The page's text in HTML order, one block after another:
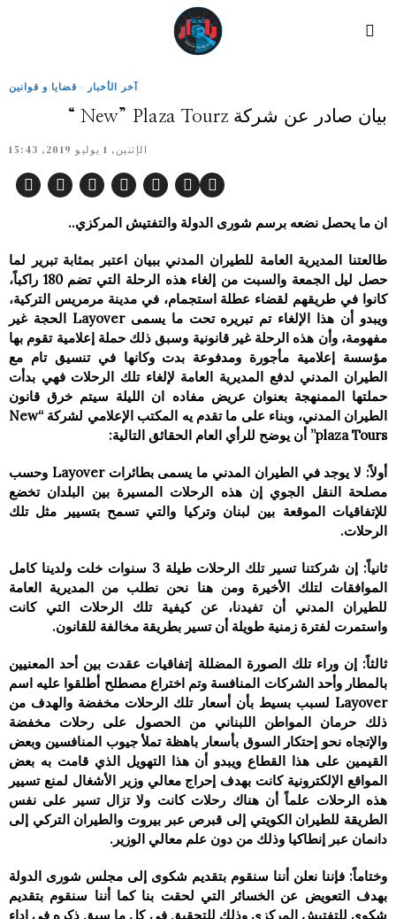
آخر الأخبار · قضايا و قوانين
بيان صادر عن شركة New” Plaza Tourz “
الإثنين, 1 يوليو 2019, 15:43
ان ما يحصل نضعه برسم شورى الدولة والتفتيش المركزي..
طالعتنا المديرية العامة للطيران المدني ببيان اعتبر بمثابة تبرير لما
حصل ليل الجمعة والسبت من إلغاء هذه الرحلة التي تضم 180 راكباً،
كانوا في طريقهم لقضاء عطلة استجمام، في مدينة مرمريس التركية،
ويبدو أن هذا الإلغاء تم تبريره تحت ما يسمى Layover الحجة غير
مفهومة، وأن هذه الرحلة غير قانونية وسبق ذلك حملة إعلامية تقوم بها
مؤسسة إعلامية مأجورة ومدفوعة بدت وكانها في تنسيق تام مع
الطيران المدني لدفع المديرية العامة لإلغاء تلك الرحلات فهي بدأت
حملتها الممنهجة بعنوان عريض مفاده ان الليلة سيتم خرق قانون
الطيران المدني، وبناء على ما تقدم يه المكتب الإعلامي لشركة “New
plaza Tours” أن يوضح للرأي العام الحقائق التالية:
أولاً: لا يوجد في الطيران المدني ما يسمى بطائرات Layover وحسب
مصلحة النقل الجوي إن هذه الرحلات المسيرة بين البلدان تخضع
للإتفاقيات الموقعة بين لبنان وتركيا والتي تسمح بتسيير مثل تلك
الرحلات.
ثانياً: إن شركتنا تسير تلك الرحلات طيلة 3 سنوات خلت ولدينا كامل
الموافقات لتلك الأخيرة ومن هنا نحن نطلب من المديرية العامة
للطيران المدني أن تفيدنا، عن كيفية تلك الرحلات التي كانت
واستمرت لفترة زمنية طويلة أن تسير بطريقة مخالفة للقانون.
ثالثاً: إن وراء تلك الصورة المضللة إتفاقيات عقدت بين أحد المعنيين
بالمطار وأحد الشركات المنافسة وتم اختراع مصطلح أطلقوا عليه اسم
Layover لسبب بسيط بأن أسعار تلك الرحلات مخفضة والهدف من
ذلك حرمان المواطن اللبناني من الحصول على رحلات مخفضة
والإتجاه نحو إحتكار السوق بأسعار باهظة تملأ جيوب المنافسين وبعض
القيمين على هذا القطاع ويبدو أن هذا التهويل الذي قامت به بعض
المواقع الإلكترونية كانت بهدف إحراج معالي وزير الأشغال لمنع تسيير
هذه الرحلات علماً أن هناك رحلات كانت ولا تزال تسير على نفس
الطريقة للطيران الكويتي إلى قبرص عبر بيروت والطيران التركي إلى
دانمان عبر إنطاكيا وذلك من دون علم معالي الوزير.
وختاماً: فإننا نعلن أننا سنقوم بتقديم شكوى إلى مجلس شورى الدولة
بهدف التعويض عن الخسائر التي لحقت بنا كما أننا سنقوم بتقديم
شكوى للتفتيش المركزي وذلك للتحقيق في كل ما سبق ذكره في إداء